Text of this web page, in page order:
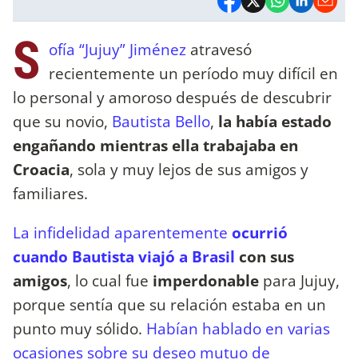
S ofía “Jujuy” Jiménez atravesó
recientemente un período muy difícil en
lo personal y amoroso después de descubrir
que su novio, Bautista Bello, la había estado
engañando mientras ella trabajaba en
Croacia, sola y muy lejos de sus amigos y
familiares.
La infidelidad aparentemente ocurrió
cuando Bautista viajó a Brasil con sus
amigos, lo cual fue imperdonable para Jujuy,
porque sentía que su relación estaba en un
punto muy sólido. Habían hablado en varias
ocasiones sobre su deseo mutuo de